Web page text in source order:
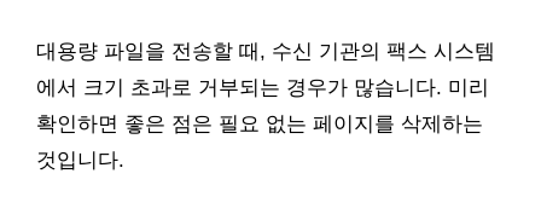
대용량 파일을 전송할 때, 수신 기관의 팩스 시스템
에서 크기 초과로 거부되는 경우가 많습니다. 미리
확인하면 좋은 점은 필요 없는 페이지를 삭제하는
것입니다.